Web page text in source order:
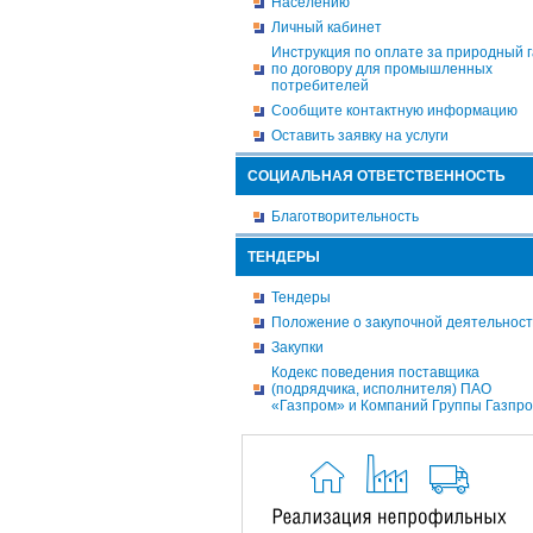
Личный кабинет
Инструкция по оплате за природный
по договору для промышленных
потребителей
Сообщите контактную информацию
Оставить заявку на услуги
СОЦИАЛЬНАЯ ОТВЕТСТВЕННОСТЬ
Благотворительность
ТЕНДЕРЫ
Тендеры
Положение о закупочной
Закупки
Кодекс поведения поставщика
(подрядчика, исполнителя) ПАО
«Газпром» и Компаний Группы